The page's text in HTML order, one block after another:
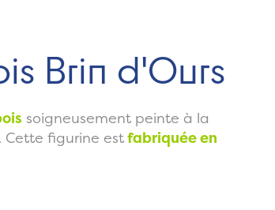
Brin d'Ours
soigneusement peinte à la
figurine estfabriquée en